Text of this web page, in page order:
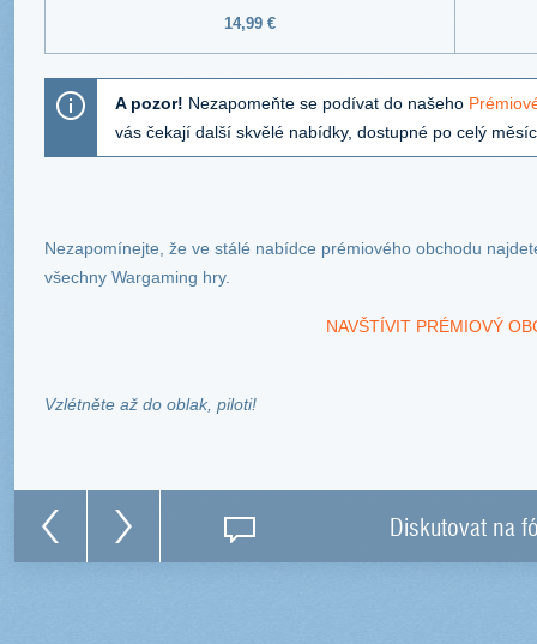
14,99 €
A pozor! Nezapomeňte se podívat do našeho
vás čekají další skvělé nabídky, dostupné po celý
Nezapomínejte, že ve stálé nabídce prémiového obchodu
všechny Wargaming hry.
NAVŠTÍVIT PRÉMIOVÝ
Vzlétněte až do oblak, piloti!
Diskutovat na